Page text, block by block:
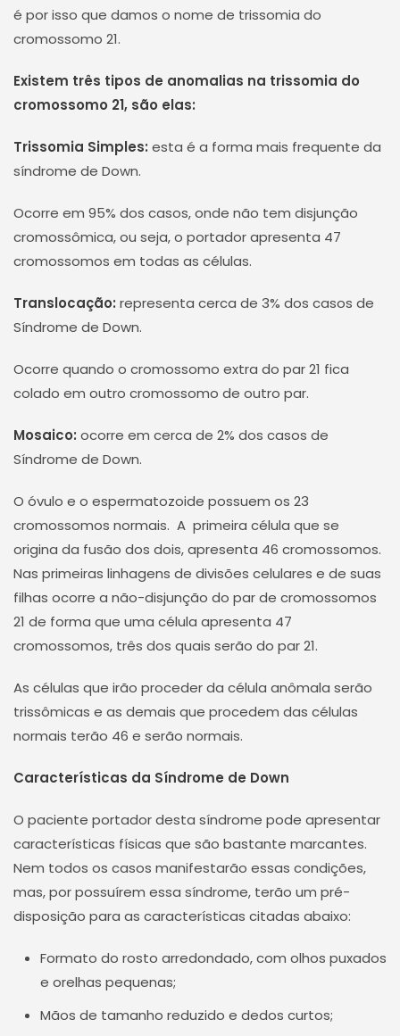
é por isso que damos o nome de trissomia do
cromossomo 21.
Existem três tipos de anomalias na trissomia do
cromossomo 21, são elas:
Trissomia Simples: esta é a forma mais frequente da
síndrome de Down.
Ocorre em 95% dos casos, onde não tem disjunção
cromossômica, ou seja, o portador apresenta 47
cromossomos em todas as células.
Translocação: representa cerca de 3% dos casos de
Síndrome de Down.
Ocorre quando o cromossomo extra do par 21 fica
colado em outro cromossomo de outro par.
Mosaico: ocorre em cerca de 2% dos casos de
Síndrome de Down.
O óvulo e o espermatozoide possuem os 23
cromossomos normais. A primeira célula que se
origina da fusão dos dois, apresenta 46 cromossomos.
Nas primeiras linhagens de divisões celulares e de suas
filhas ocorre a não-disjunção do par de cromossomos
21 de forma que uma célula apresenta 47
cromossomos, três dos quais serão do par 21.
As células que irão proceder da célula anômala serão
trissômicas e as demais que procedem das células
normais terão 46 e serão normais.
Características da Síndrome de Down
O paciente portador desta síndrome pode apresentar
características físicas que são bastante marcantes.
Nem todos os casos manifestarão essas condições,
mas, por possuírem essa síndrome, terão um pré-
disposição para as características citadas abaixo:
Formato do rosto arredondado, com olhos puxados
e orelhas pequenas;
Mãos de tamanho reduzido e dedos curtos;